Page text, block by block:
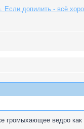
допилить - всё
громыхающее ведро